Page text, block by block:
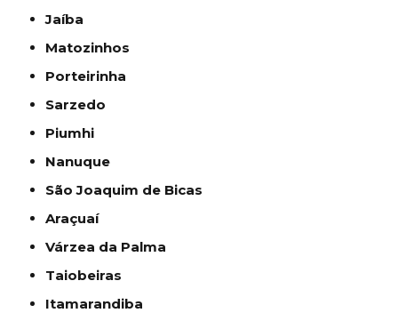
Jaíba
Matozinhos
Porteirinha
Sarzedo
Piumhi
Nanuque
São Joaquim de Bicas
Araçuaí
Várzea da Palma
Taiobeiras
Itamarandiba